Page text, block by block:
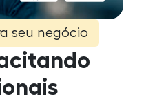
seu negócio